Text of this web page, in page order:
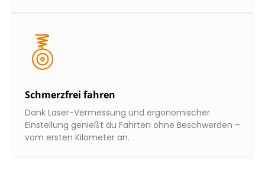
Schmerzfrei fahren
Dank Laser-Vermessung und ergonomischer
Einstellung genießt du Fahrten ohne Beschwerden –
vom ersten Kilometer an.